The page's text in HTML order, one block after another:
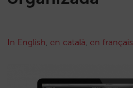
In English, en català, en français